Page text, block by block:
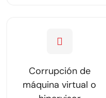
Corrupción de
máquina virtual o